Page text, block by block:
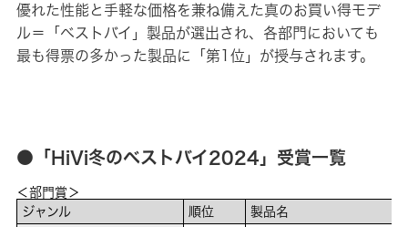
優れた性能と手軽な価格を兼ね備えた真のお買い得モデ
ル＝「ベストバイ」製品が選出され、各部門においても
最も得票の多かった製品に「第1位」が授与されます。
●「HiVi冬のベストバイ2024」受賞一覧
＜部門賞＞
ジャンル
順位 製品名